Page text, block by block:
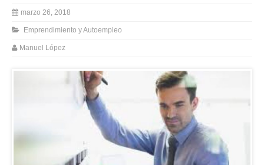
marzo 26, 2018
Emprendimiento y Autoempleo
Manuel López